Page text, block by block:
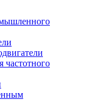
частотного